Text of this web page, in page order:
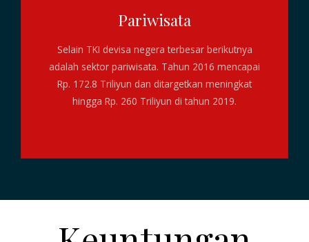
Pariwisata
Selain TKI devisa negera terbesar berikutnya
adalah sektor pariwisata. Tahun 2016 mencapai
Rp. 172.8 Triliyun dan ditargetkan meningkat
hingga Rp. 260 Triliyun di tahun 2019.